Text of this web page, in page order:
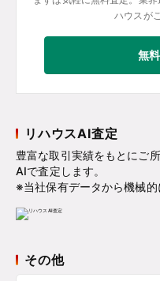
ハウスが
無
リハウスAI査定
豊富な取引実績をもとにご
AIで査定します。
※当社保有データから機械
その他